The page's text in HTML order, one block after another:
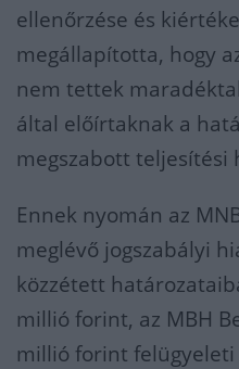
ellenőrzése és
megállapította, hogy
nem tettek
által előírtaknak a
megszabott
Ennek nyomán az
meglévő jogszabályi
közzétett
millió forint, az MBH
millió forint